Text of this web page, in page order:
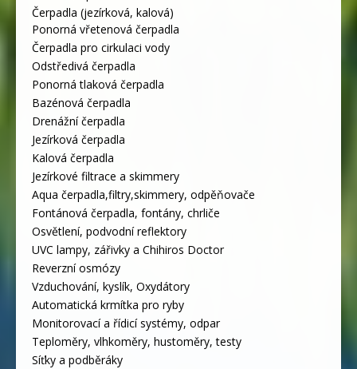
Čerpadla (jezírková, kalová)
Ponorná vřetenová čerpadla
Čerpadla pro cirkulaci vody
Odstředivá čerpadla
Ponorná tlaková čerpadla
Bazénová čerpadla
Drenážní čerpadla
Jezírková čerpadla
Kalová čerpadla
Jezírkové filtrace a skimmery
Aqua čerpadla,filtry,skimmery, odpěňovače
Fontánová čerpadla, fontány, chrliče
Osvětlení, podvodní reflektory
UVC lampy, zářivky a Chihiros Doctor
Reverzní osmózy
Vzduchování, kyslík, Oxydátory
Automatická krmítka pro ryby
Monitorovací a řídicí systémy, odpar
Teploměry, vlhkoměry, hustoměry, testy
Síťky a podběráky